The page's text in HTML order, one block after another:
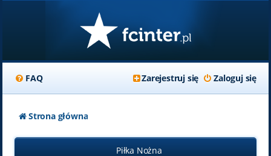
FAQ Zaloguj się
Zarejestruj się
Strona główna
Piłka Nożna